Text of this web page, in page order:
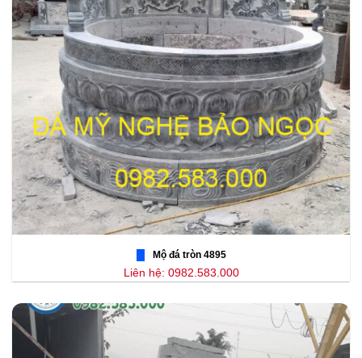
Mộ đá tròn 4895
Liên hệ: 0982.583.000